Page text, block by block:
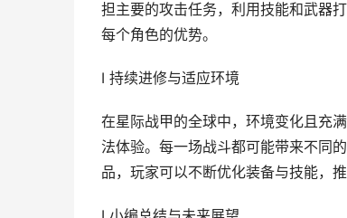
担主要的攻击任务，利用技能和武器
每个角色的优势。
I 持续进修与适应环境
在星际战甲的全球中，环境变化且充
法体验。每一场战斗都可能带来不同
品，玩家可以不断优化装备与技能，